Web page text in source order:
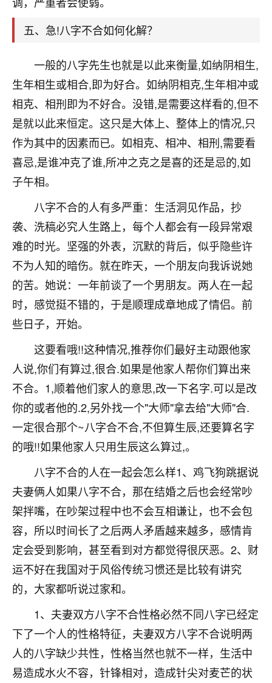
五、急!八字不合如何化解？
一般的八字先生也就是以此来衡量,如纳阴相生,
生年相生或相合,即为好合。如纳阴相克,生年相冲或
相克、相刑即为不好合。没错,是需要这样看的,但不
是就以此来恒定。这只是大体上、整体上的情况,只
作为其中的因素而已。如相克、相冲、相刑,需要看
喜忌,是谁冲克了谁,所冲之克之是喜的还是忌的,如
子午相。
八字不合的人有多严重：生活洞见作品，抄
袭、洗稿必究人生路上，每个人都会有一段异常艰
难的时光。坚强的外表，沉默的背后，似乎隐些许
不为人知的暗伤。就在昨天，一个朋友向我诉说她
的苦。她说：一年前谈了一个男朋友。两人在一起
时，感觉挺不错的，于是顺理成章地成了情侣。前
些日子，开始。
这要看哦!!这种情况,推荐你们最好主动跟他家
人说,你们有算过,很合.如果是他家人帮你们算出来
不合。1,顺着他们家人的意思,改一下名字.可以是改
你的或者他的.2,另外找一个"大师"拿去给"大师"合.
一定很合那个~八字合不合,不但算生辰,还要算名字
的哦!!如果他家人只用生辰这么算过,。
八字不合的人在一起会怎么样1、鸡飞狗跳据说
夫妻俩人如果八字不合，那在结婚之后也会经常吵
架拌嘴，在吵架过程中也不会互相谦让，也不会包
容，所以时间长了之后两人矛盾越来越多，感情肯
定会受到影响，甚至看到对方都觉得很厌恶。2、财
运不好在我国对于风俗传统习惯还是比较有讲究
的，大家都听说过家和。
1、夫妻双方八字不合性格必然不同八字已经定
下了一个人的性格特征，夫妻双方八字不合说明两
人的八字缺少共性，性格当然也就不一样，生活中
易造成水火不容，针锋相对，造成针尖对麦芒的状
后，我以为都没戏了，结果开年一上班，开会提拔升
3000，非常开心，无论如何，感恩感谢！🙏🏻
鹿森：恭喜升职加薪！！，请客吗？�
12小时前 来自北京 32
心心相印
我身体不太好，总是病病殃殃的，去检查又没什么大
问题，反正就是不舒服。中医西医看遍了，找不到问
题，后来无意中看到有人推荐慧来老师，跟老师聊过
之后，心情豁然开朗，也听老师建议，处理了一些因
果问题。今年以来，身体比以前好多，主要是心情好
了，老师说境随心转，现在深有体会了。
鹿森 ：是的，其实跟老师聊过之后，最大的感
触，首先就是心态会变好，万般皆是命，半点
不由人！
1天前 来自四川
我也想找老师看看，有没有人给个联系方式的啊？
鹿森：慧来老师微信：gjsy0624
1天前 来自江西 12
青春168
2天前 来自山西 15
Jessica李
老师做不做超度法事？我想给我奶奶做超度，她今年
刚去世了。
七零老顽童：我母亲前年离世，刚开始我经常
做梦梦见她，后来也是朋友介绍，找到慧来老
师，安排了超度法事，做梦再也没有梦到过
超度，现在看来，人不信也不行。
2天前 来自云南
优秀的张同学